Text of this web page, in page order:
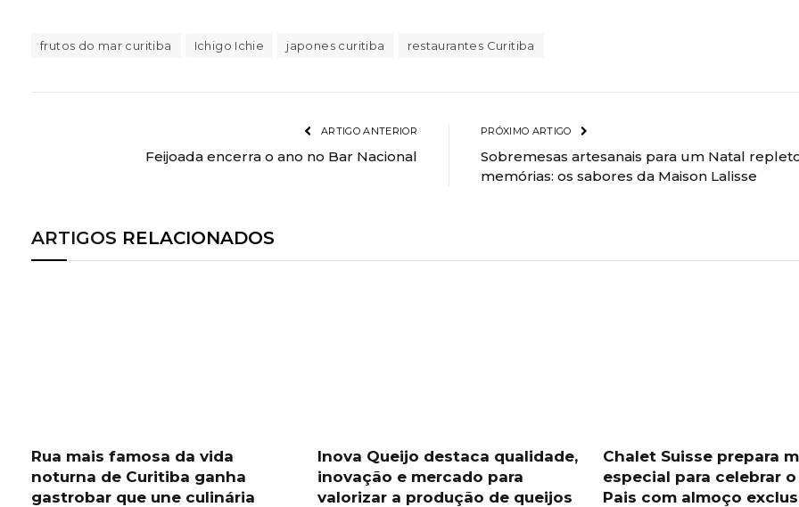
frutos do mar curitiba Ichigo Ichie japones curitiba restaurantes Curitiba
ARTIGO ANTERIOR
Feijoada encerra o ano no Bar Nacional
PRÓXIMO ARTIGO
Sobremesas artesanais para um Natal
memórias: os sabores da Maison Lalisse
ARTIGOS RELACIONADOS
Rua mais famosa da vida
noturna de Curitiba ganha
gastrobar que une culinária
Inova Queijo destaca qualidade,
inovação e mercado para
valorizar a produção de queijos
Chalet Suisse prepara
especial para celebrar
Pais com almoço